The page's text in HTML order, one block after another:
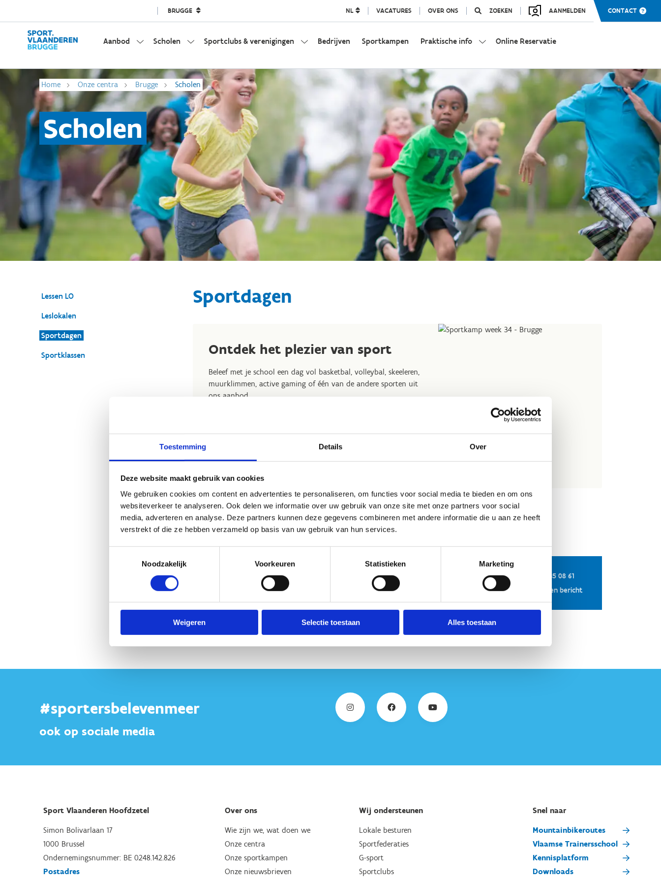
Toestemming Details Over
Deze website maakt gebruik van cookies
We gebruiken cookies om content en advertenties te personaliseren, om functies voor social media te bieden en om ons
websiteverkeer te analyseren. Ook delen we informatie over uw gebruik van onze site met onze partners voor social
media, adverteren en analyse. Deze partners kunnen deze gegevens combineren met andere informatie die u aan ze heeft
verstrekt of die ze hebben verzameld op basis van uw gebruik van hun services.
Noodzakelijk
Voorkeuren Statistieken Marketing
Weigeren Selectie toestaan Alles toestaan
BRUGGE NL VACATURES OVER ONS ZOEKEN AANMELDEN CONTACT
Aanbod Scholen Sportclubs & verenigingen Bedrijven Sportkampen Praktische info Online Reservatie
Home Onze centra Brugge Scholen
Scholen
Lessen LO
Leslokalen
Sportdagen
Sportklassen
Sportdagen
Ontdek het plezier van sport
Beleef met je school een dag vol basketbal, volleybal, skeeleren,
muurklimmen, active gaming of één van de andere sporten uit
ons aanbod.
Contacteer ons
Jessica De Loof
Reservaties accommodaties, scholen, clubs en sportdagen
+32 50 35 08 61
Stuur een bericht
#sportersbelevenmeer
ook op sociale media
Sport Vlaanderen Hoofdzetel
Simon Bolivarlaan 17
1000 Brussel
Ondernemingsnummer: BE 0248.142.826
Postadres
Over ons
Wie zijn we, wat doen we
Onze centra
Onze sportkampen
Onze nieuwsbrieven
Wij ondersteunen
Lokale besturen
Sportfederaties
G-sport
Sportclubs
Snel naar
Mountainbikeroutes
Vlaamse Trainersschool
Kennisplatform
Downloads